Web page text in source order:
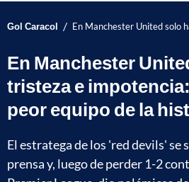
Gol Caracol / En Manchester United solo
En Manchester
tristeza e
peor equipo de la
El estratega de los 'red devils' se
prensa y, luego de perder 1-2